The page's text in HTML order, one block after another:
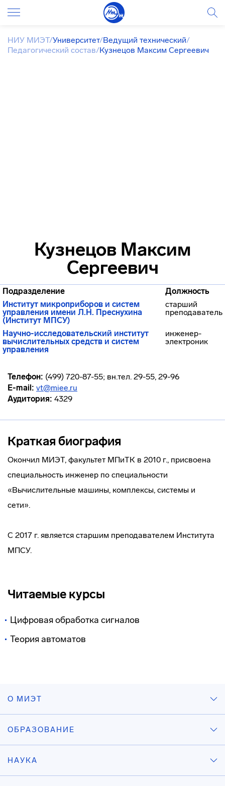
НИУ МИЭТ/Университет/Ведущий технический/
Педагогический состав/Кузнецов Максим Сергеевич
Кузнецов Максим
Сергеевич
Подразделение
Должность
Институт микроприборов и систем
управления имени Л.Н. Преснухина
(Институт МПСУ)
старший
преподаватель
Научно-исследовательский институт
вычислительных средств и систем
управления
инженер-
электроник
Телефон: (499) 720-87-55; вн.тел. 29-55, 29-96
E-mail: vt@miee.ru
Аудитория: 4329
Краткая биография
Окончил МИЭТ, факультет МПиТК в 2010 г., присвоена
специальность инженер по специальности
«Вычислительные машины, комплексы, системы и
сети».
С 2017 г. является старшим преподавателем Института
МПСУ.
Читаемые курсы
Цифровая обработка сигналов
Теория автоматов
О МИЭТ
ОБРАЗОВАНИЕ
НАУКА